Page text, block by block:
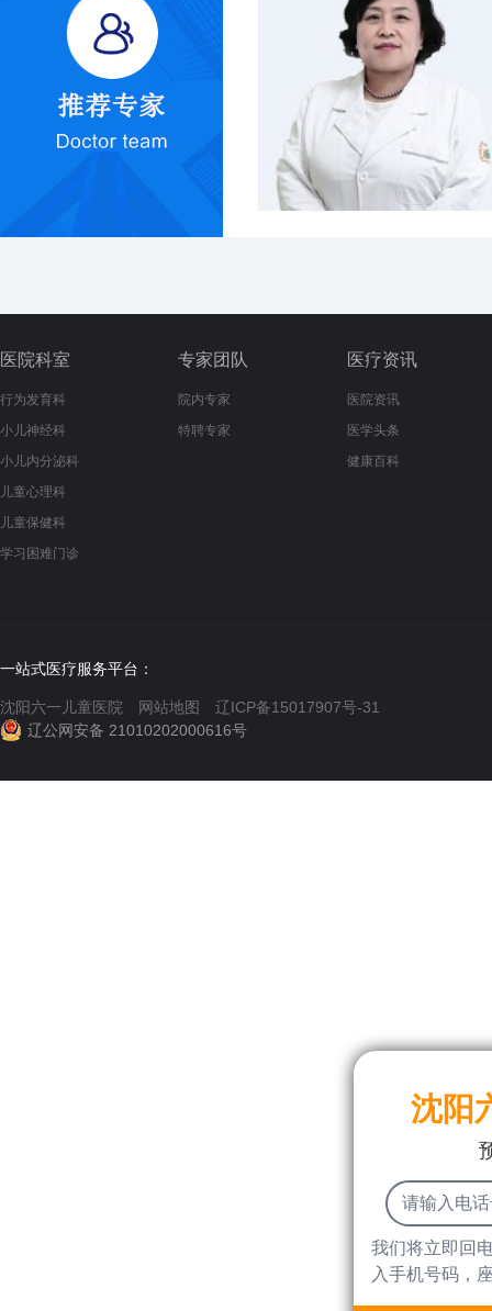
医院科室
行为发育科
小儿神经科
小儿内分泌科
儿童心理科
儿童保健科
学习困难门诊
专家团队
院内专家
特聘专家
医疗资讯
医院资讯
医学头条
健康百科
一站式医疗服务平台：
沈阳六一儿童医院 网站地图
辽ICP备15017907号-31
辽公网安备 21010202000616号
沈阳
我们将立即回
入手机号码，